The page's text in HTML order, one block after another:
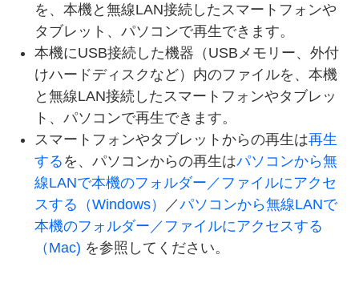
を、本機と無線LAN接続したスマートフォンや
タブレット、パソコンで再生できます。
本機にUSB接続した機器（USBメモリー、外付
けハードディスクなど）内のファイルを、本機
と無線LAN接続したスマートフォンやタブレッ
ト、パソコンで再生できます。
スマートフォンやタブレットからの再生は再生
する を、パソコンからの再生はパソコンから無
線LANで本機のフォルダー／ファイルにアクセ
スする（Windows）
／パソコンから無線LANで
本機のフォルダー／ファイルにアクセスする
（Mac) を参照してください。